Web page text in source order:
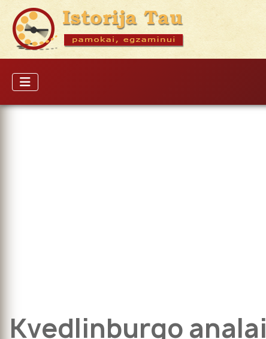
Kvedlinburgo analai